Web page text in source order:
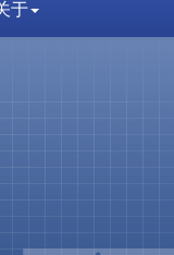
于